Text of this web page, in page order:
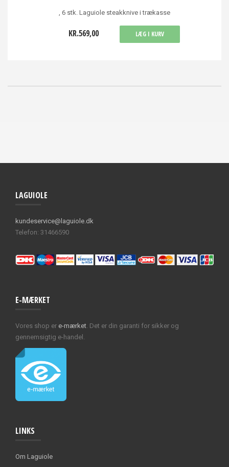
, 6 stk. Laguiole steakknive i trækasse
KR.569,00 LÆG I KURV
LAGUIOLE
kundeservice@laguiole.dk
Telefon: 31466590
E-MÆRKET
Vores shop er e-mærket. Det er din garanti for sikker og
gennemsigtig e-handel.
LINKS
Om Laguiole